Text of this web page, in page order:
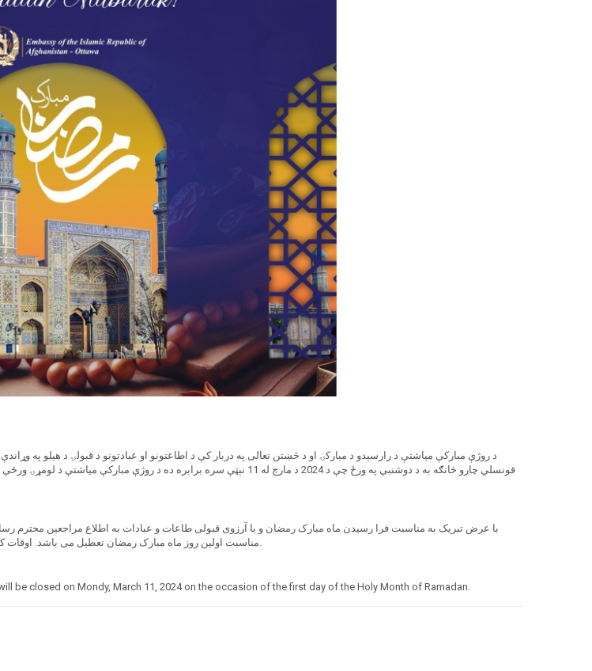
د روژې مبارکې میاشتې د رارسېدو د مبارکۍ او د څښتن تعالی په دربار کې د اطاعتونو او عبادتونو د قبولۍ د هیلو په
مناسبت اولین روز ماه مبارک رمضان تعطیل می باشد. اوقات کاری سفارت در ماه مبارک رمضان، همه روزه از دوشنبه الی جمعه، از ساعت 9 الی 2 عصر میباشد.
be closed on Mondy, March 11, 2024 on the occasion of the first day of the Holy Month of Ramadan.